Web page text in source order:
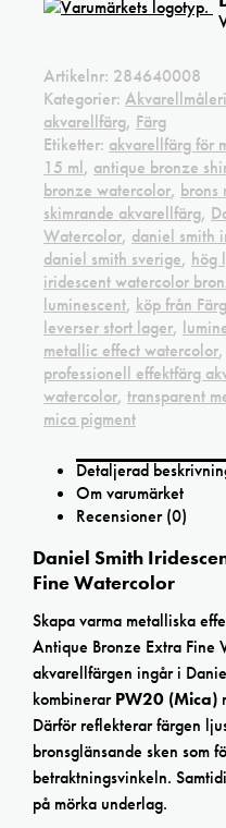
Artikelnr: 284640008
Kategorier: Akvarellmåleri
akvarellfärg, Färg
Etiketter: akvarellfärg för
15 ml, antique bronze
bronze watercolor, brons
skimrande akvarellfärg,
Watercolor, daniel smith
daniel smith sverige, hög
iridescent watercolor
luminescent, köp från
leverser stort lager,
metallic effect watercolor,
professionell effektfärg
watercolor, transparent
mica pigment
Detaljerad
Om varumärket
Recensioner (0)
Daniel Smith
Fine Watercolor
Skapa varma metalliska
Antique Bronze Extra Fine
akvarellfärgen ingår i
kombinerarPW20 (Mica)
Därför reflekterar färgen
bronsglänsande sken som
betraktningsvinkeln.
på mörka underlag.